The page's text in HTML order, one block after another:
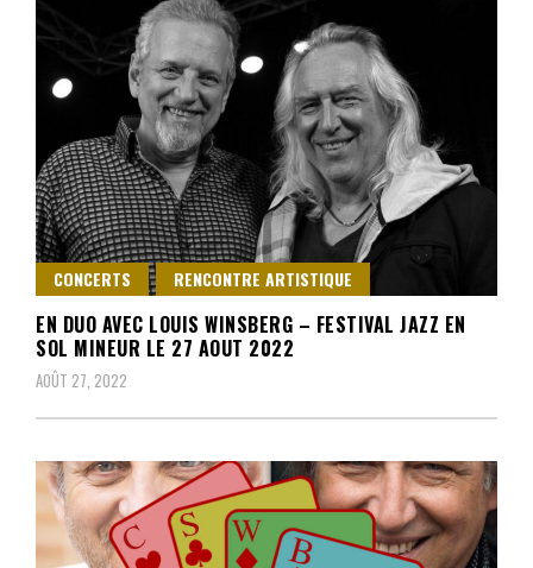
CONCERTS RENCONTRE ARTISTIQUE
EN DUO AVEC LOUIS WINSBERG – FESTIVAL JAZZ EN
SOL MINEUR LE 27 AOUT 2022
AOÛT 27, 2022